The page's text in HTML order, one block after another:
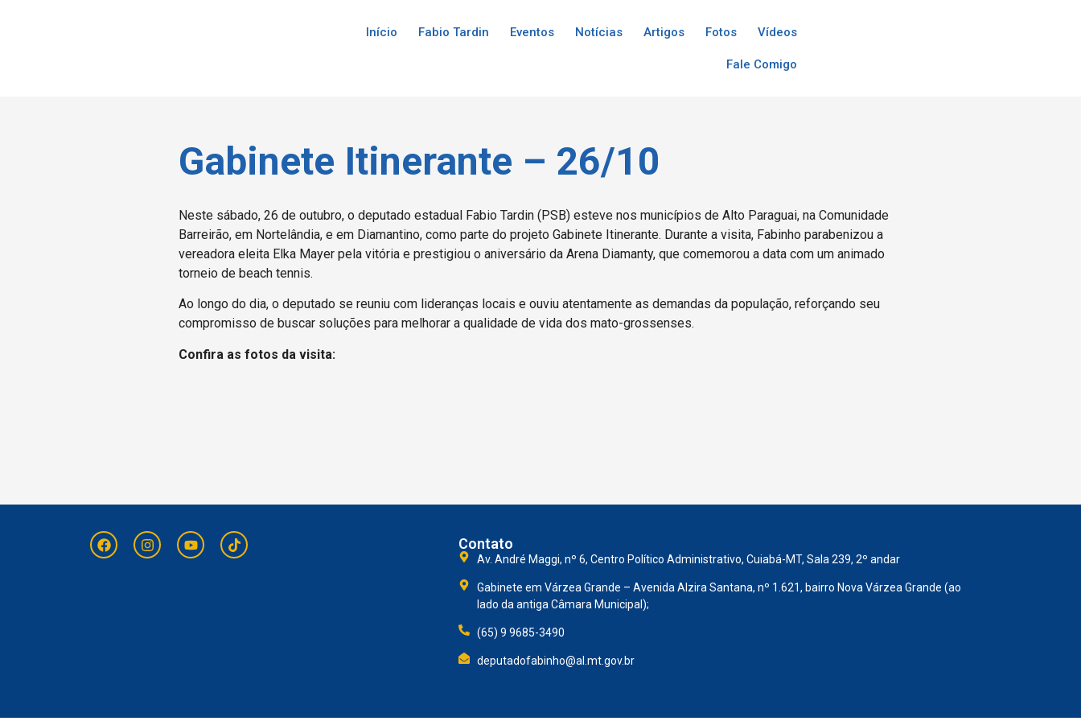
Início Fabio Tardin Eventos Notícias Artigos Fotos Vídeos
Fale Comigo
Gabinete Itinerante – 26/10
Neste sábado, 26 de outubro, o deputado estadual Fabio Tardin (PSB) esteve nos municípios de Alto Paraguai, na Comunidade
Barreirão, em Nortelândia, e em Diamantino, como parte do projeto Gabinete Itinerante. Durante a visita, Fabinho parabenizou a
vereadora eleita Elka Mayer pela vitória e prestigiou o aniversário da Arena Diamanty, que comemorou a data com um animado
torneio de beach tennis.
Ao longo do dia, o deputado se reuniu com lideranças locais e ouviu atentamente as demandas da população, reforçando seu
compromisso de buscar soluções para melhorar a qualidade de vida dos mato-grossenses.
Confira as fotos da visita:
Contato
Av. André Maggi, nº 6, Centro Político Administrativo, Cuiabá-MT, Sala 239, 2º andar
Gabinete em Várzea Grande – Avenida Alzira Santana, nº 1.621, bairro Nova Várzea Grande (ao
lado da antiga Câmara Municipal);
(65) 9 9685-3490
deputadofabinho@al.mt.gov.br